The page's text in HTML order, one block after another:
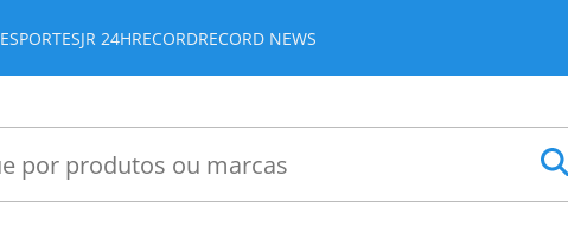
ESPORTESJR 24HRECORDRECORD NEWS